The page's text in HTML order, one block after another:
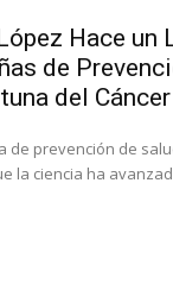
Hace un
de
del Cáncer
de prevención de
la ciencia ha